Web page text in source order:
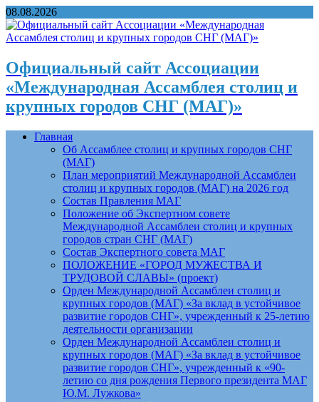
08.08.2026
Официальный сайт Ассоциации
«Международная Ассамблея столиц и
крупных городов СНГ (МАГ)»
Главная
Об Ассамблее столиц и крупных городов СНГ
(МАГ)
План мероприятий Международной Ассамблеи
столиц и крупных городов (МАГ) на 2026 год
Состав Правления МАГ
Положение об Экспертном совете
Международной Ассамблеи столиц и крупных
городов стран СНГ (МАГ)
Состав Экспертного совета МАГ
ПОЛОЖЕНИЕ «ГОРОД МУЖЕСТВА И
ТРУДОВОЙ СЛАВЫ» (проект)
Орден Международной Ассамблеи столиц и
крупных городов (МАГ) «За вклад в устойчивое
развитие городов СНГ», учрежденный к 25-летию
деятельности организации
Орден Международной Ассамблеи столиц и
крупных городов (МАГ) «За вклад в устойчивое
развитие городов СНГ», учрежденный к «90-
летию со дня рождения Первого президента МАГ
Ю.М. Лужкова»